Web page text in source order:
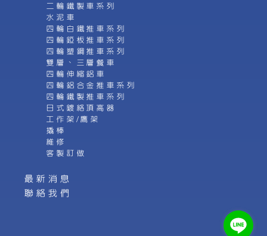
二輪鐵製車系列
水泥車
四輪白鐵推車系列
四輪錏板推車系列
四輪塑鋼推車系列
雙層、三層餐車
四輪伸縮鋁車
四輪鋁合金推車系列
四輪鐵製推車系列
日式鍍絡頂高器
工作架/鷹架
撬棒
維修
客製訂做
最新消息
聯絡我們